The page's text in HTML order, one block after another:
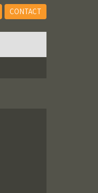
CONTACT